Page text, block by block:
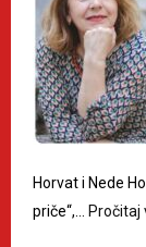
Horvat i Nede
priče“,… Pročitaj